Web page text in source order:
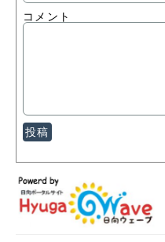
コメント